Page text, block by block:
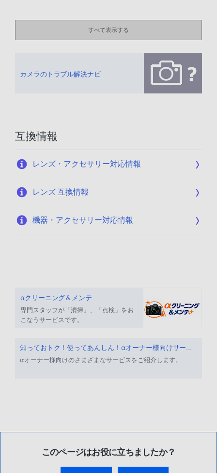
すべて表示する
カメラのトラブル解決ナビ
互換情報
レンズ・アクセサリー対応情報
レンズ 互換情報
機器・アクセサリー対応情報
αクリーニング＆メンテ
専門スタッフが「清掃」、「点検」をお
こなうサービスです。
知っておトク！使ってあんしん！αオーナー様向けサービス
αオーナー様向けのさまざまなサービスをご紹介します。
このページはお役に立ちましたか？